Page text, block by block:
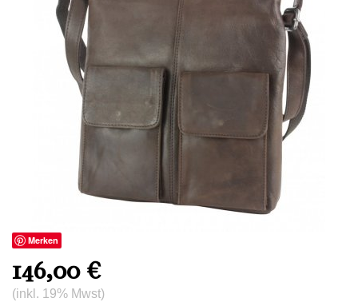
Merken
146,00 €
(inkl. 19% Mwst)